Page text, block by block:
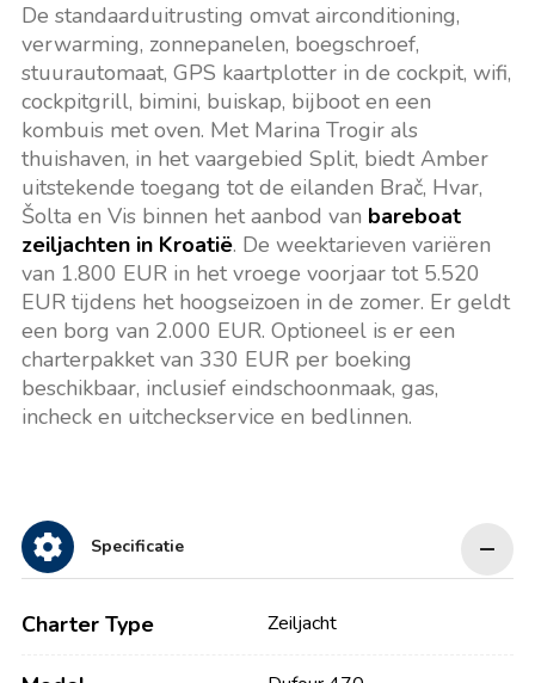
De standaarduitrusting omvat airconditioning,
verwarming, zonnepanelen, boegschroef,
stuurautomaat, GPS kaartplotter in de cockpit, wifi,
cockpitgrill, bimini, buiskap, bijboot en een
kombuis met oven. Met Marina Trogir als
thuishaven, in het vaargebied Split, biedt Amber
uitstekende toegang tot de eilanden Brač, Hvar,
Šolta en Vis binnen het aanbod van bareboat
zeiljachten in Kroatië. De weektarieven variëren
van 1.800 EUR in het vroege voorjaar tot 5.520
EUR tijdens het hoogseizoen in de zomer. Er geldt
een borg van 2.000 EUR. Optioneel is er een
charterpakket van 330 EUR per boeking
beschikbaar, inclusief eindschoonmaak, gas,
incheck en uitcheckservice en bedlinnen.
Specificatie
Charter Type Zeiljacht